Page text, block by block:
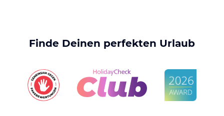
Finde Deinen perfekten Urlaub